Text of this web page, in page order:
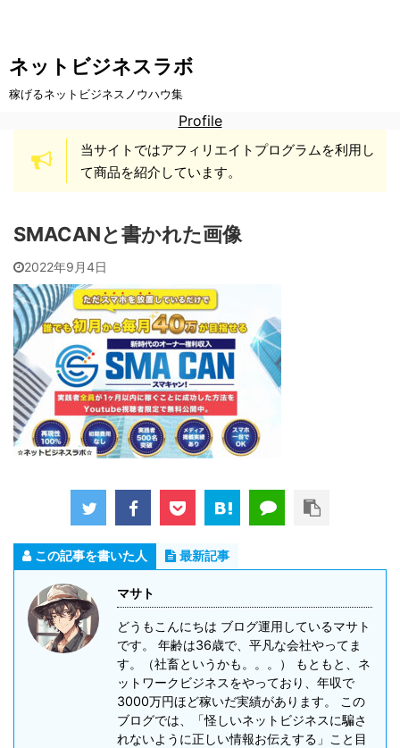
ネットビジネスラボ
稼げるネットビジネスノウハウ集
Profile
当サイトではアフィリエイトプログラムを利用し
て商品を紹介しています。
SMACANと書かれた画像
2022年9月4日
この記事を書いた人 最新記事
マサト
どうもこんにちは ブログ運用しているマサト
です。 年齢は36歳で、平凡な会社やってま
す。（社畜というかも。。。） もともと、ネ
ットワークビジネスをやっており、年収で
3000万円ほど稼いだ実績があります。 この
ブログでは、「怪しいネットビジネスに騙さ
れないように正しい情報お伝えする」こと目